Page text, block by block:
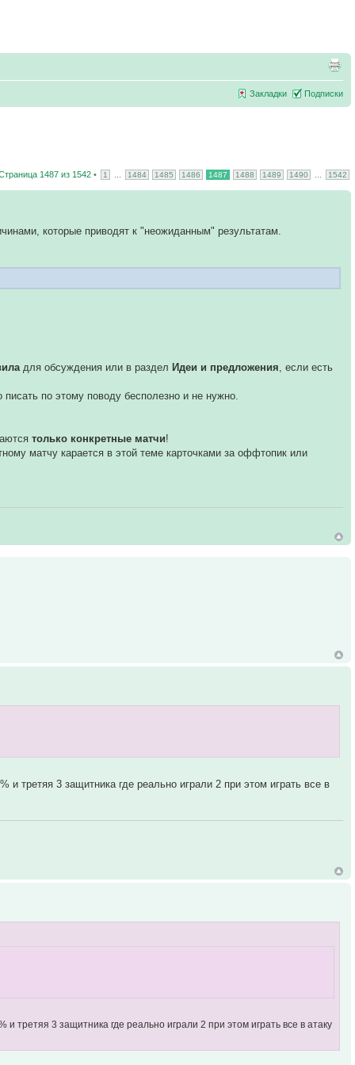
Закладки Подписки
1487 из 1542 • 1 1484 1485 1486 1487 1488 1489 1490 1542
которые приводят к "неожиданным" результатам.
для обсуждения или в разделИдеи и предложения , если есть
по этому поводу бесполезно и не нужно.
только конкретные матчи!
матчу карается в этой теме карточками за оффтопик или
и третяя 3 защитника где реально играли 2 при этом играть все в
третяя 3 защитника где реально играли 2 при этом играть все в атаку